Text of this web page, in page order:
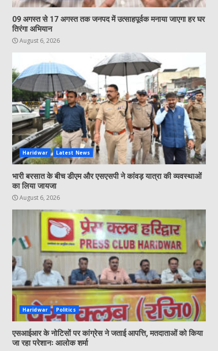
09 अगस्त से 17 अगस्त तक जनपद में उत्साहपूर्वक मनाया जाएगा हर घर
तिरंगा अभियान
August 6, 2026
Haridwar Latest News
भारी बरसात के बीच डीएम और एसएसपी ने कांवड़ यात्रा की व्यवस्थाओं
का लिया जायजा
August 6, 2026
Haridwar Politics
एसआईआर के नोटिसों पर कांग्रेस ने जताई आपत्ति, मतदाताओं को किया
जा रहा परेशानः आलोक शर्मा